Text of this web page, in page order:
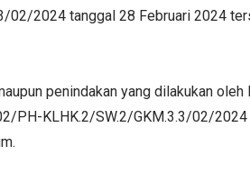
02/2024 tanggal 28 Februari 2024
penindakan yang dilakukan oleh
PH-KLHK.2/SW.2/GKM.3.3/02/